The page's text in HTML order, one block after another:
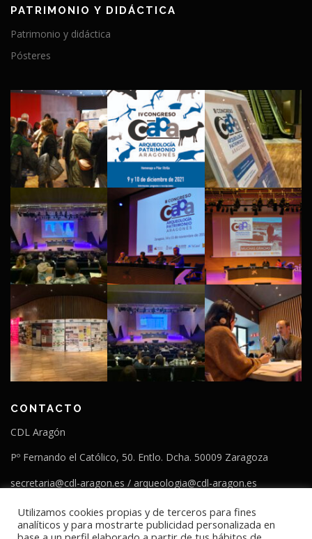
PATRIMONIO Y DIDÁCTICA
Patrimonio y didáctica
Pósteres
CONTACTO
CDL Aragón
Pº Fernando el Católico, 50. Entlo. Dcha. 50009 Zaragoza
secretaria@cdl-aragon.es / arqueologia@cdl-aragon.es
T. 976554266
Utilizamos cookies propias y de terceros para fines
analíticos y para mostrarte publicidad personalizada en